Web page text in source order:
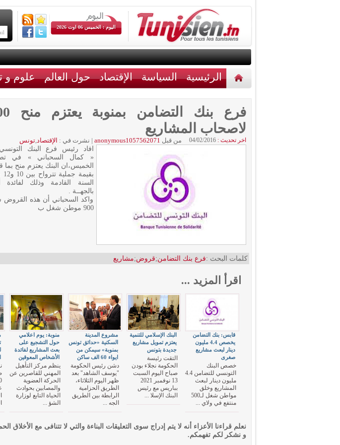
اليوم : الخميس 06 اوت 2026
الرئيسية السياسة الإقتصاد حول العالم علوم و
لاصحاب المشاريع
اخر تحديث : 04/02/2016 من قبل anonymous1057562071
| نشرت في : الإقتصاد,تونس
افاد رئيس فرع البنك
« كمال السحباني » في
السنة القادمة وذلك
بالجهــة .
واكد السحباني أن هذه القروض
900 موطن شغل ب
كلمات البحث :فرع بنك التضامن;قروض;مشاريع
اقرأ المزيد ...
منوبة: يوم اعلامي
حول التشجيع على
بعث المشاريع لفائدة
الأشخاص المعوقين
ينظم مركز التأهيل
المهني للقاصرين عن
الحركة العضوية
والمصابين بحوادث
الحياة التابع لوزارة
الشؤ ...
مشروع المدينة
السكنية «حدائق تونس
بمنوبة» سيمكن من
ايواء 60 الف ساكن
دشن رئيس الحكومة
"يوسف الشاهد" بعد
ظهر اليوم الثلاثاء،
الطريق الحزامية
الرابطة بين الطريق
الجه ...
البنك الإسلامي للتنمية
يعتزم تمويل مشاريع
جديدة بتونس
التقت رئيسة
الحكومة نجلاء بودن
صباح اليوم السبت
13 نوفمبر 2021
بباريس مع رئيس
البنك الإسلا ...
قابس: بنك التضامن
يخصص 4.4 مليون
دينار لبعث مشاريع
صغرى
خصص البنك
التونسي للتضامن 4.4
مليون دينار لبعث
المشاريع وخلق
مواطن شغل لـ500
منتفع في ولاي ...
نعلم قراءنا الأعزاء أنه لا يتم إدراج سوى التعليقات البناءة والتي لا تتنافى مع الأخلاق
و نشكر لكم تفهمكم.